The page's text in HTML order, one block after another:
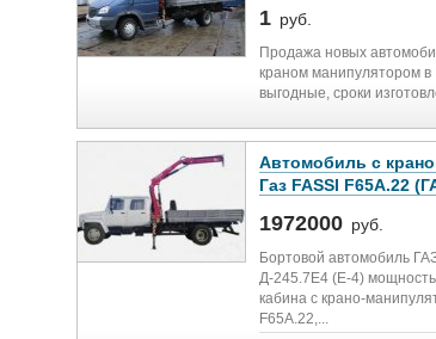
1 руб.
Продажа новых
краном манипулятором
выгодные, сроки
Автомобиль с
Газ FASSI F65A.22
1972000 руб.
Бортовой автомобиль
Д-245.7Е4 (Е-4)
кабина с крано-
F65A.22,...